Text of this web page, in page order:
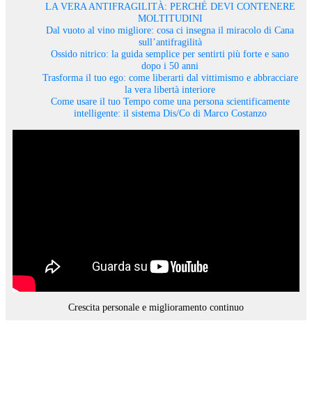
LA VERA ANTIFRAGILITÀ: PERCHÉ DEVI CONTENERE
MOLTITUDINI
Dal vuoto al vino migliore: cosa ci insegna il miracolo di Cana
sull’antifragilità
Ossido nitrico: la guida semplice per sentirti più forte e sano
dopo i 50 anni
Trasforma il tuo ego: come liberarti dal vittimismo e abbracciare
la vera libertà interiore
Come usare il tuo Tempo come una persona scientificamente
intelligente: il sistema Dis/Co di Marco Costanzo
Crescita personale e miglioramento continuo